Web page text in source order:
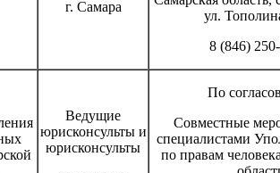
г. Самара
ул.
8 (846)
Ведущие
юрисконсульты и
юрисконсульты
По
Совместные
специалистами
по правам